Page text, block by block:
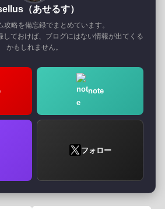
（あせるす）
攻略を備忘録でまとめています。
しておけば、ブログにはない情報が出てくる
かもしれません。
note
フォロー